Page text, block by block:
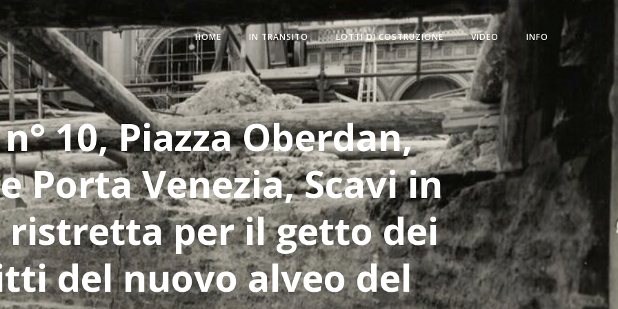
HOME IN TRANSITO LOTTI DI COSTRUZIONE VIDEO INFO
10, Piazza Oberdan,
Porta Venezia, Scavi in
per il getto dei
del nuovo alveo del